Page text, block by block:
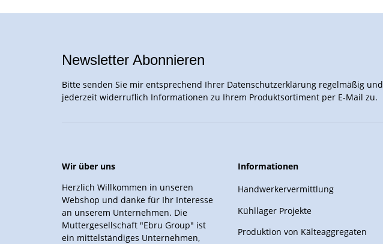
Newsletter Abonnieren
Bitte senden Sie mir entsprechend Ihrer Datenschutzerklärung regelmäßig und
jederzeit widerruflich Informationen zu Ihrem Produktsortiment per E-Mail zu.
Wir über uns
Herzlich Willkommen in unseren
Webshop und danke für Ihr Interesse
an unserem Unternehmen. Die
Muttergesellschaft "Ebru Group" ist
ein mittelständiges Unternehmen,
Informationen
Handwerkervermittlung
Kühllager Projekte
Produktion von Kälteaggregaten